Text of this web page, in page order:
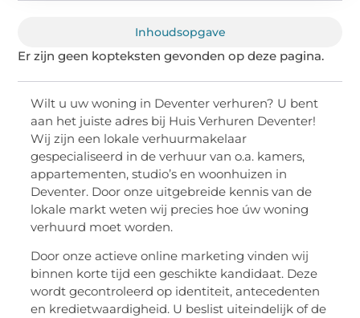
Inhoudsopgave
Er zijn geen kopteksten gevonden op deze pagina.
Wilt u uw woning in Deventer verhuren? U bent
aan het juiste adres bij Huis Verhuren Deventer!
Wij zijn een lokale verhuurmakelaar
gespecialiseerd in de verhuur van o.a. kamers,
appartementen, studio’s en woonhuizen in
Deventer. Door onze uitgebreide kennis van de
lokale markt weten wij precies hoe úw woning
verhuurd moet worden.
Door onze actieve online marketing vinden wij
binnen korte tijd een geschikte kandidaat. Deze
wordt gecontroleerd op identiteit, antecedenten
en kredietwaardigheid. U beslist uiteindelijk of de